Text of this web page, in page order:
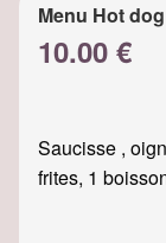
Menu Hot
10.00 €
Saucisse ,
frites, 1